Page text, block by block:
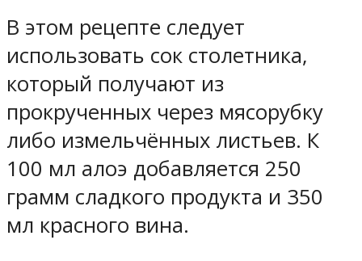
В этом рецепте следует
использовать сок столетника,
который получают из
прокрученных через мясорубку
либо измельчённых листьев. К
100 мл алоэ добавляется 250
грамм сладкого продукта и 350
мл красного вина.